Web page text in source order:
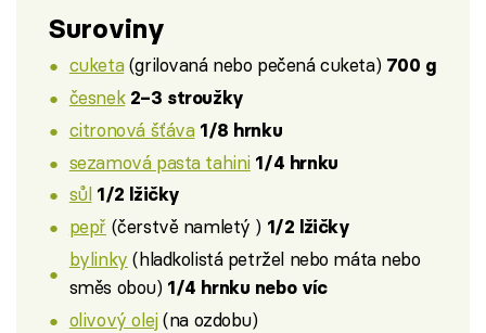
Suroviny
cuketa(grilovaná nebo pečená cuketa) 700 g
česnek 2–3 stroužky
citronová šťáva 1/8 hrnku
sezamová pasta tahini 1/4 hrnku
sůl 1/2 lžičky
pepř (čerstvě namletý ) 1/2 lžičky
bylinky (hladkolistá petržel nebo máta nebo
směs obou) 1/4 hrnku nebo víc
olivový olej(na ozdobu)